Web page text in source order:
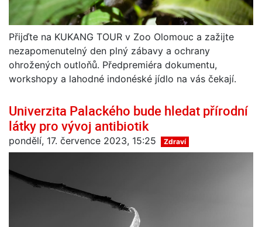
Přijďte na KUKANG TOUR v Zoo Olomouc a zažijte
nezapomenutelný den plný zábavy a ochrany
ohrožených outloňů. Předpremiéra dokumentu,
workshopy a lahodné indonéské jídlo na vás čekají.
Univerzita Palackého bude hledat přírodní
látky pro vývoj antibiotik
pondělí, 17. července 2023, 15:25 Zdraví